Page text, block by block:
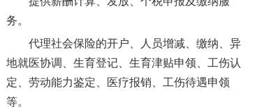
务。
代理社会保险的开户、人员增减、缴纳、异
地就医协调、生育登记、生育津贴申领、工伤认
定、劳动能力鉴定、医疗报销、工伤待遇申领
等。